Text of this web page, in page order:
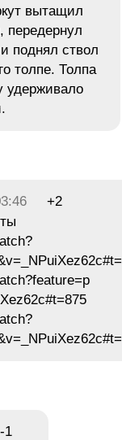
вытащил
передернул
поднял ствол
толпе. Толпа
удерживало
+2
-1